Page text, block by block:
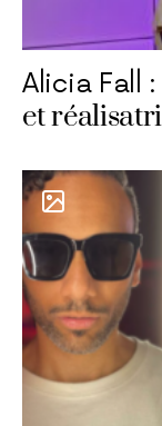
Alicia Fall
et